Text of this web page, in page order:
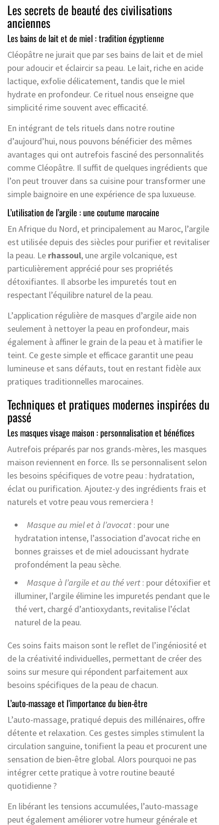
Les secrets de beauté des civilisations
anciennes
Les bains de lait et de miel : tradition égyptienne
Cléopâtre ne jurait que par ses bains de lait et de miel
pour adoucir et éclaircir sa peau. Le lait, riche en acide
lactique, exfolie délicatement, tandis que le miel
hydrate en profondeur. Ce rituel nous enseigne que
simplicité rime souvent avec efficacité.
En intégrant de tels rituels dans notre routine
d’aujourd’hui, nous pouvons bénéficier des mêmes
avantages qui ont autrefois fasciné des personnalités
comme Cléopâtre. Il suffit de quelques ingrédients que
l’on peut trouver dans sa cuisine pour transformer une
simple baignoire en une expérience de spa luxueuse.
L’utilisation de l’argile : une coutume marocaine
En Afrique du Nord, et principalement au Maroc, l’argile
est utilisée depuis des siècles pour purifier et revitaliser
la peau. Le rhassoul, une argile volcanique, est
particulièrement apprécié pour ses propriétés
détoxifiantes. Il absorbe les impuretés tout en
respectant l’équilibre naturel de la peau.
L’application régulière de masques d’argile aide non
seulement à nettoyer la peau en profondeur, mais
également à affiner le grain de la peau et à matifier le
teint. Ce geste simple et efficace garantit une peau
lumineuse et sans défauts, tout en restant fidèle aux
pratiques traditionnelles marocaines.
Techniques et pratiques modernes inspirées du
passé
Les masques visage maison : personnalisation et bénéfices
Autrefois préparés par nos grands-mères, les masques
maison reviennent en force. Ils se personnalisent selon
les besoins spécifiques de votre peau : hydratation,
éclat ou purification. Ajoutez-y des ingrédients frais et
naturels et votre peau vous remerciera !
Masque au miel et à l’avocat : pour une
hydratation intense, l’association d’avocat riche en
bonnes graisses et de miel adoucissant hydrate
profondément la peau sèche.
Masque à l’argile et au thé vert : pour détoxifier et
illuminer, l’argile élimine les impuretés pendant que le
thé vert, chargé d’antioxydants, revitalise l’éclat
naturel de la peau.
Ces soins faits maison sont le reflet de l’ingéniosité et
de la créativité individuelles, permettant de créer des
soins sur mesure qui répondent parfaitement aux
besoins spécifiques de la peau de chacun.
L’auto-massage et l’importance du bien-être
L’auto-massage, pratiqué depuis des millénaires, offre
détente et relaxation. Ces gestes simples stimulent la
circulation sanguine, tonifient la peau et procurent une
sensation de bien-être global. Alors pourquoi ne pas
intégrer cette pratique à votre routine beauté
quotidienne ?
En libérant les tensions accumulées, l’auto-massage
peut également améliorer votre humeur générale et